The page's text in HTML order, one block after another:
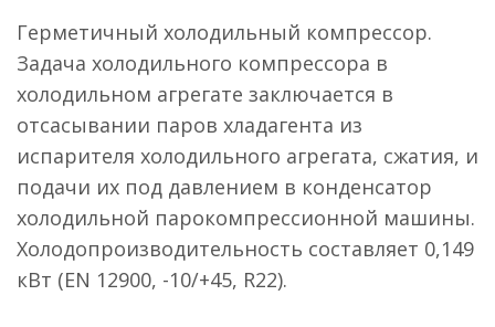
Герметичный холодильный компрессор.
Задача холодильного компрессора в
холодильном агрегате заключается в
отсасывании паров хладагента из
испарителя холодильного агрегата, сжатия, и
подачи их под давлением в конденсатор
холодильной парокомпрессионной машины.
Холодопроизводительность составляет 0,149
кВт (EN 12900, -10/+45, R22).